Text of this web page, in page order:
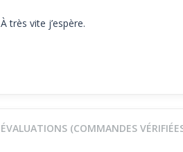
À très vite j’espère.
ÉVALUATIONS (COMMANDES